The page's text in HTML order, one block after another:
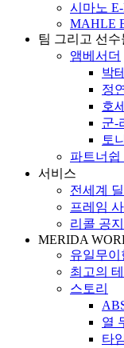
시마노
MAHLE
팀 그리고 선수
앰베서더
박
정
호
군-
토
파트너
서비스
전세계
프레임
리콜 공지
MERIDA
유일무이
최고의
스토리
열
타